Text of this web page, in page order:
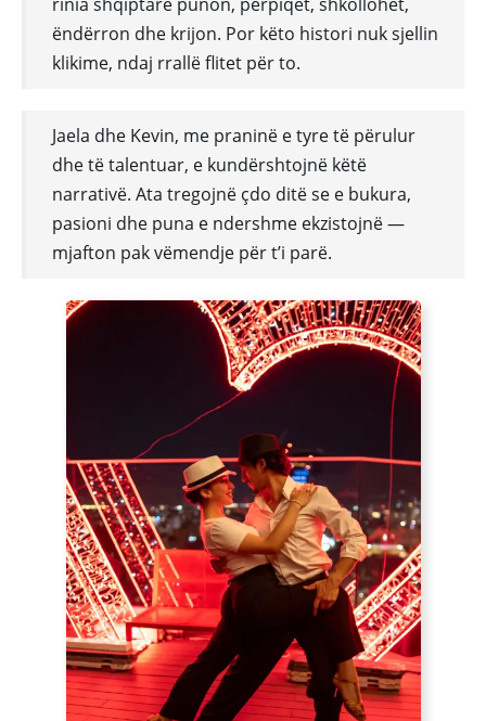
ëndërron dhe krijon. Por këto histori nuk sjellin
klikime, ndaj rrallë flitet për to.
Jaela dhe Kevin, me praninë e tyre të përulur
dhe të talentuar, e kundërshtojnë këtë
narrativë. Ata tregojnë çdo ditë se e bukura,
pasioni dhe puna e ndershme ekzistojnë —
mjafton pak vëmendje për t’i parë.